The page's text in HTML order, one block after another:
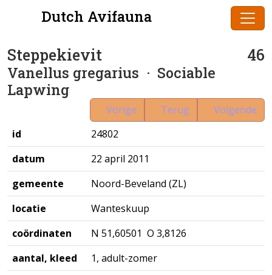
Dutch Avifauna
Steppekievit 46
Vanellus gregarius · Sociable
Lapwing
Vorige Terug
Volgende
id
24802
datum
22 april 2011
gemeente
Noord-Beveland (ZL)
locatie
Wanteskuup
coördinaten
N 51,60501 O 3,8126
aantal, kleed
1, adult-zomer